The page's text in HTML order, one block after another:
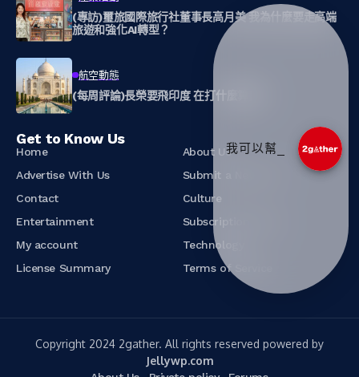
(專訪)璽旅國際旅行社董事長高月美 我為什麼要走高端
旅遊和強化AI轉型？
航空動態
(每周評論)長榮要飛印度 在打什麼算盤？
Get to Know Us
Home
About Us
Advertise With Us
Submit a News Tip
Contact
Culture
Entertainment
Subscription Plans
My account
Technology
License Summary
Terms of Service
Copyright 2024 2gather. All rights reserved powered by
Jellywp.com
我可以幫您推薦相關文_